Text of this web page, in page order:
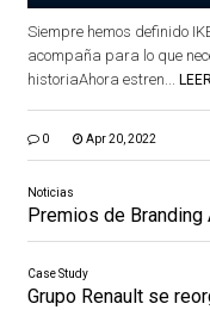
Siempre hemos definido
acompaña para lo que
historiaAhora estren...
0 Apr 20, 2022
Noticias
Premios de Branding
Case Study
Grupo Renault se